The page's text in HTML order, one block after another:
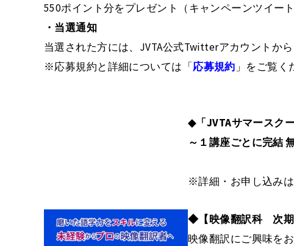
550ポイント分をプレゼント（キャンペーンツイー
・当選通知
当選された方には、JVTA公式Twitterアカウントか
※応募規約と詳細については「応募規約 」をご覧く
◆「JVTAサマースク
～１講座ごとに完結
※詳細・お申し込みは
◆【映像翻訳科 次期
映像翻訳にご興味を